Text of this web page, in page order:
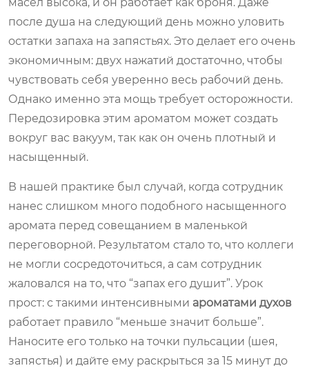
после душа на следующий день можно уловить
остатки запаха на запястьях. Это делает его очень
экономичным: двух нажатий достаточно, чтобы
чувствовать себя уверенно весь рабочий день.
Однако именно эта мощь требует осторожности.
Передозировка этим ароматом может создать
вокруг вас вакуум, так как он очень плотный и
насыщенный.
В нашей практике был случай, когда сотрудник
нанес слишком много подобного насыщенного
аромата перед совещанием в маленькой
переговорной. Результатом стало то, что коллеги
не могли сосредоточиться, а сам сотрудник
жаловался на то, что “запах его душит”. Урок
прост: с такими интенсивными ароматами духов
работает правило “меньше значит больше”.
Наносите его только на точки пульсации (шея,
запястья) и дайте ему раскрыться за 15 минут до